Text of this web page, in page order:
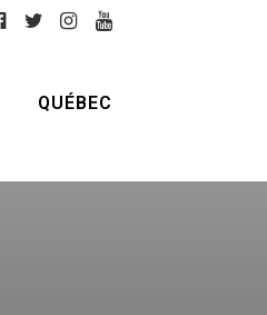
QUÉBEC